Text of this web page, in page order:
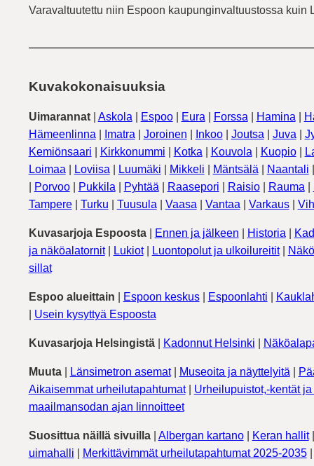
Varavaltuutettu niin Espoon kaupunginvaltuustossa
Kuvakokonaisuuksia
Uimarannat| Askola Espoo| Eura Forssa Hamina
Hämeenlinna
Imatra Joroinen Inkoo| Joutsa Juva
Kemiönsaari
Kirkkonummi Kotka Kouvola Kuopio|
Loimaa
Loviisa Luumäki Mikkeli Mäntsälä Naantali
Porvoo| Pukkila Pyhtää Raasepori Raisio| Rauma
Tampere| Turku Tuusula Vaasa Vantaa Varkaus|
Kuvasarjoja Espoosta| Ennen ja jälkeen Historia
ja näköalatornit| Lukiot| Luontopolut ja ulkoilureitit|
sillat
Espoo alueittain Espoon keskus| Espoonlahti
Usein kysyttyä Espoosta
Kuvasarjoja Helsingistä| Kadonnut Helsinki
Muuta| Länsimetron asemat| Museoita ja näyttelyitä
Aikaisemmat urheilutapahtumat| Urheilupuistot,-kentät
maailmansodan ajan linnoitteet
Suosittua näillä sivuilla| Albergan kartano| Keran hallit
uimahalli
Merkittävimmät urheilutapahtumat 2025-2035